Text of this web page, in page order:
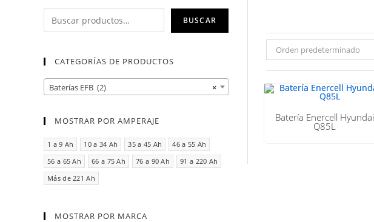
Orden predeterminado
Batería Enercell Hyundai
Q85L
BUSCAR
CATEGORÍAS DE PRODUCTOS
×
Baterías EFB (2)
MOSTRAR POR AMPERAJE
1 a 9 Ah 10 a 34 Ah 35 a 45 Ah
46 a 55 Ah
56 a 65 Ah
66 a 75 Ah 76 a 90 Ah
91 a 220 Ah
Más de 221 Ah
MOSTRAR POR MARCA